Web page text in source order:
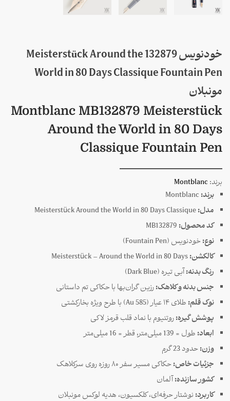
خودنویس 132879 Meisterstück Around the
World in 80 Days Classique Fountain Pen
مونبلان
Montblanc MB132879 Meisterstück
Around the World in 80 Days
Classique Fountain Pen
برند: Montblanc
برند:
مدل:
کد محصول:
نوع:خودنویس (Fountain Pen)
کالکشن:
رنگ بدنه:آبی تیره (Dark Blue)
جنس بدنه و کلاهک:رزین گران‌بها با حکاکی تم داستانی
نوک قلم: طلای ۱۴ عیار (Au 585) با طرح ویژه بخارکشتی
پوشش گیره:روتنیوم با نماد قلب قرمز لاکی
ابعاد: طول ≈ 139 میلی‌متر، قطر ≈ 16 میلی‌متر
وزن:حدود 23 گرم
جزئیات خاص:حکاکی مسیر سفر ۸۰ روزه روی سرکلاهک
کشور سازنده:آلمان
کاربرد: نوشتار حرفه‌ای، کلکسیون، هدیه لوکس مونبلان